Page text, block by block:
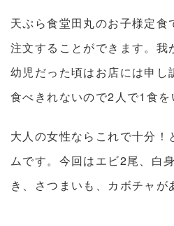
天ぷら食堂田丸のお子様定
注文することができます。我
幼児だった頃はお店には申し
食べきれないので2人で1食を
大人の女性ならこれで十分！
ムです。今回はエビ2尾、白
き、さつまいも、カボチャが